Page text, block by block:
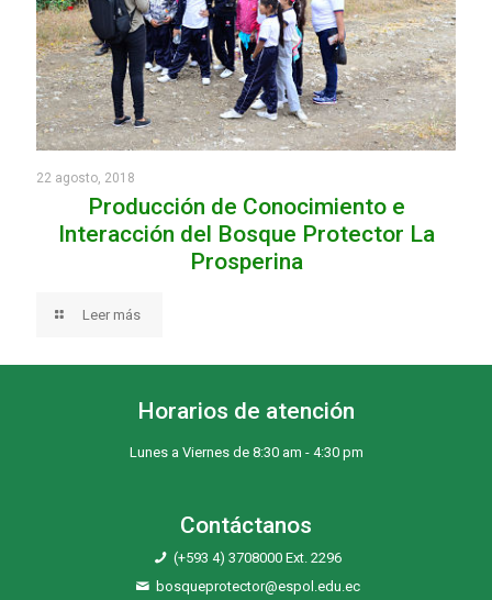
22 agosto, 2018
Producción de Conocimiento e
Interacción del Bosque Protector La
Prosperina
Leer más
Horarios de atención
Lunes a Viernes de 8:30 am - 4:30 pm
Contáctanos
(+593 4) 3708000 Ext. 2296
bosqueprotector@espol.edu.ec